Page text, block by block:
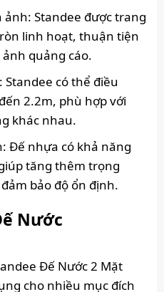
Standee được trang
linh hoạt, thuận tiện
quảng cáo.
có thể điều
2.2m, phù hợp với
khác nhau.
Đế nhựa có khả năng
tăng thêm trọng
bảo độ ổn định.
Nước
Đế Nước 2 Mặt
cho nhiều mục đích